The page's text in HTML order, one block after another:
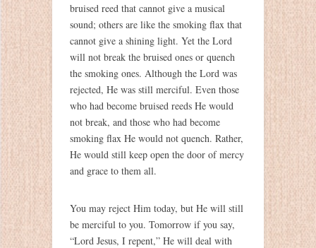
bruised reed that cannot give a musical
sound; others are like the smoking flax that
cannot give a shining light. Yet the Lord
will not break the bruised ones or quench
the smoking ones. Although the Lord was
rejected, He was still merciful. Even those
who had become bruised reeds He would
not break, and those who had become
smoking flax He would not quench. Rather,
He would still keep open the door of mercy
and grace to them all.
You may reject Him today, but He will still
be merciful to you. Tomorrow if you say,
“Lord Jesus, I repent,” He will deal with